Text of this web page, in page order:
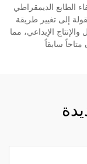
الطابع الديمقراطي
إلى تغيير طريقة
الإبداعي، مما
متاحاً سابقاً